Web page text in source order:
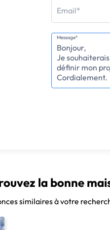
Email*
Message*
la bonne
similaires à votre